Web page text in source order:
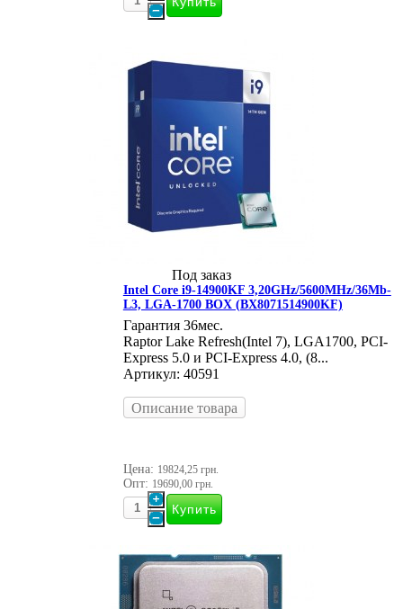
Под заказ
Intel Core i9-14900KF 3,20GHz/5600MHz/36Mb-
L3, LGA-1700 BOX (BX8071514900KF)
Гарантия 36мес.
Raptor Lake Refresh(Intel 7), LGA1700, PCI-
Express 5.0 и PCI-Express 4.0, (8...
Артикул: 40591
Описание товара
Цена: 19824,25 грн.
Опт: 19690,00 грн.